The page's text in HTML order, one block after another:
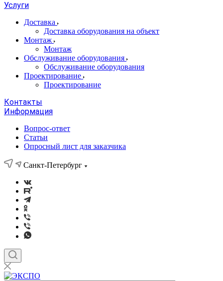
Услуги
Доставка
Доставка оборудования на объект
Монтаж
Монтаж
Обслуживание оборудования
Обслуживание оборудования
Проектирование
Проектирование
Контакты
Информация
Вопрос-ответ
Статьи
Опросный лист для заказчика
Санкт-Петербург